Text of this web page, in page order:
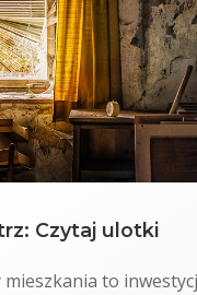
Czytaj ulotki
to